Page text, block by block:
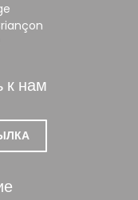
к нам